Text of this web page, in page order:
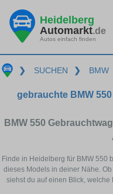
Heidelberg
Automarkt.de
Autos einfach finden
❯ SUCHEN ❯ BMW
gebrauchte BMW
BMW 550
Finde in Heidelberg für BMW 550
dieses Models in deiner Nähe.
siehst du auf einen Blick,